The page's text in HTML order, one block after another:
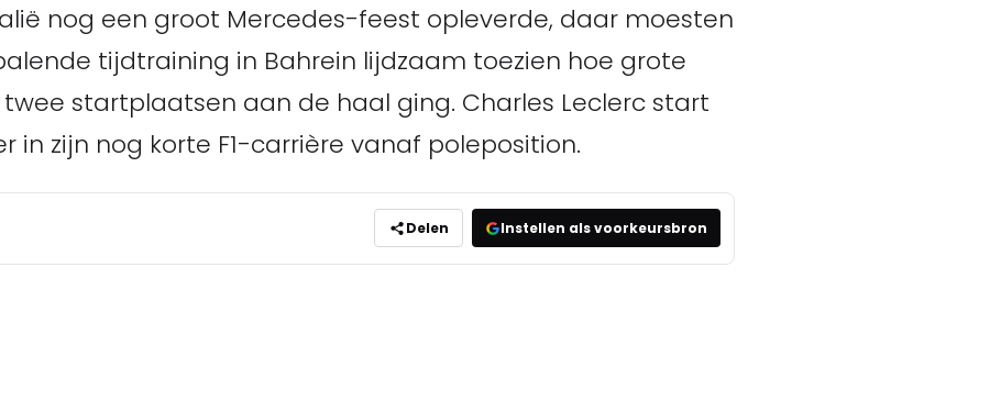
nog een groot Mercedes-feest opleverde, daar moesten
tijdtraining in Bahrein lijdzaam toezien hoe grote
startplaatsen aan de haal ging. Charles Leclerc start
in zijn nog korte F1-carrière vanaf poleposition.
Delen Instellen als voorkeursbron